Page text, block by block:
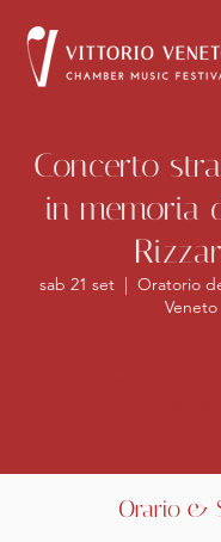
Concerto
in memoria
sab 21 set
  |
Oratorio
Veneto
Orario &